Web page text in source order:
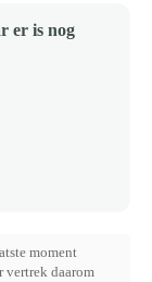
er is nog
moment
vertrek daarom